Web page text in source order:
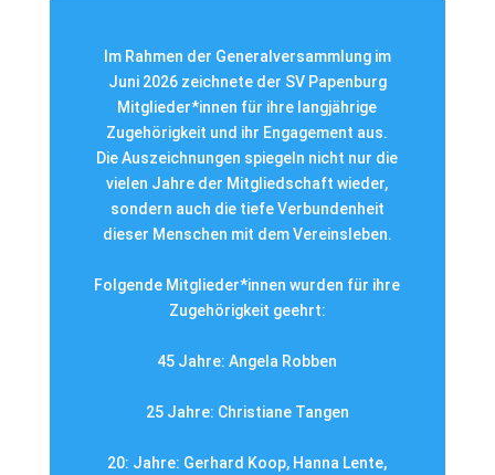
Im Rahmen der Generalversammlung im
Juni 2026 zeichnete der SV Papenburg
Mitglieder*innen für ihre langjährige
Zugehörigkeit und ihr Engagement aus.
Die Auszeichnungen spiegeln nicht nur die
vielen Jahre der Mitgliedschaft wieder,
sondern auch die tiefe Verbundenheit
dieser Menschen mit dem Vereinsleben.
Folgende Mitglieder*innen wurden für ihre
Zugehörigkeit geehrt:
45 Jahre: Angela Robben
25 Jahre: Christiane Tangen
20: Jahre: Gerhard Koop, Hanna Lente,